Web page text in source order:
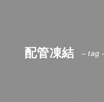
配管凍結 – tag